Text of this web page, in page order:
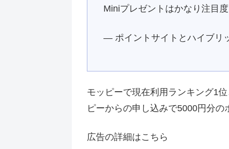
Miniプレゼントはかなり注目
— ポイントサイトとハイブリ
モッピーで現在利用ランキング1
ピーからの申し込みで5000円分の
広告の詳細はこちら